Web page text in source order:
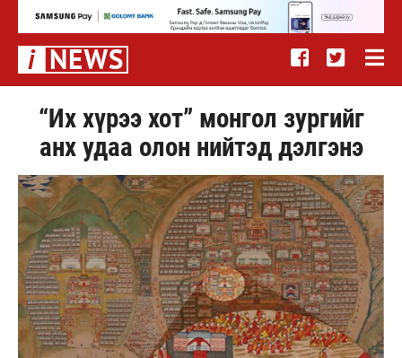
“Их хүрээ хот” монгол зургийг
анх удаа олон нийтэд дэлгэнэ